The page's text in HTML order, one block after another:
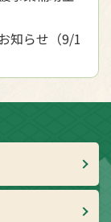
知らせ（9/1